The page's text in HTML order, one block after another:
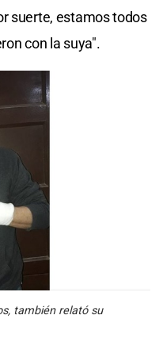
suerte, estamos todos
con la suya".
también relató su